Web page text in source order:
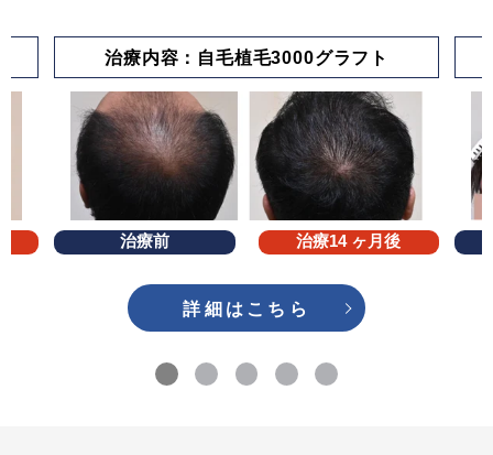
治療内容：自毛植毛3000グラフト
治療前 治療14 ヶ月後
詳細はこちら